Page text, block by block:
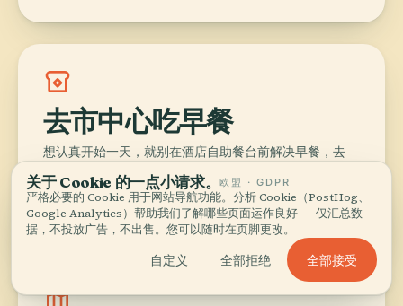
breakfast_dining
去市中心吃早餐
想认真开始一天，就别在酒店自助餐台前解决早餐，去
Raml 或 Saad Zaghloul 一带的市中心吃 ful 和
taameya。老店通常人多、出餐快，也往往在翻台最频繁
的时候最新鲜。
关于 Cookie 的一点小请求。欧盟 · GDPR
严格必要的 Cookie 用于网站导航功能。分析 Cookie（PostHog、
Google Analytics）帮助我们了解哪些页面运作良好——仅汇总数
据，不投放广告，不出售。您可以随时在页脚更改。
自定义 全部拒绝 全部接受